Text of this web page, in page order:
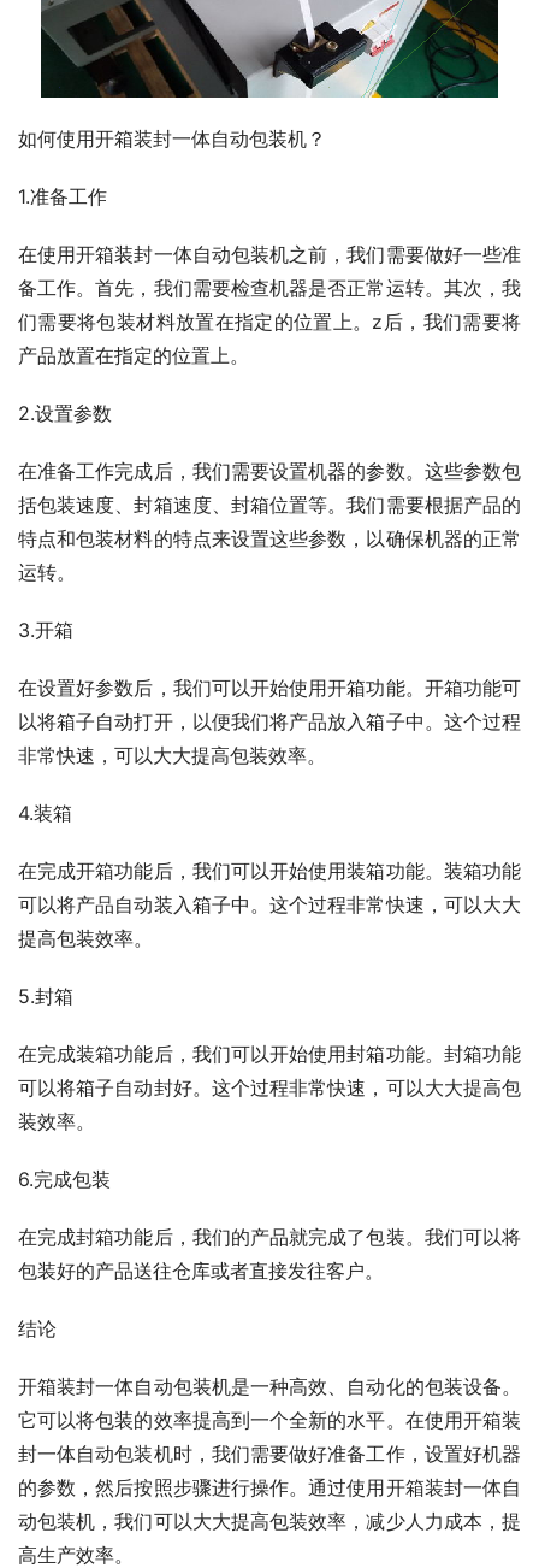
如何使用开箱装封一体自动包装机？
1.准备工作
在使用开箱装封一体自动包装机之前，我们需要做好一些准
备工作。首先，我们需要检查机器是否正常运转。其次，我
们需要将包装材料放置在指定的位置上。z后，我们需要将
产品放置在指定的位置上。
2.设置参数
在准备工作完成后，我们需要设置机器的参数。这些参数包
括包装速度、封箱速度、封箱位置等。我们需要根据产品的
特点和包装材料的特点来设置这些参数，以确保机器的正常
运转。
3.开箱
在设置好参数后，我们可以开始使用开箱功能。开箱功能可
以将箱子自动打开，以便我们将产品放入箱子中。这个过程
非常快速，可以大大提高包装效率。
4.装箱
在完成开箱功能后，我们可以开始使用装箱功能。装箱功能
可以将产品自动装入箱子中。这个过程非常快速，可以大大
提高包装效率。
5.封箱
在完成装箱功能后，我们可以开始使用封箱功能。封箱功能
可以将箱子自动封好。这个过程非常快速，可以大大提高包
装效率。
6.完成包装
在完成封箱功能后，我们的产品就完成了包装。我们可以将
包装好的产品送往仓库或者直接发往客户。
结论
开箱装封一体自动包装机是一种高效、自动化的包装设备。
它可以将包装的效率提高到一个全新的水平。在使用开箱装
封一体自动包装机时，我们需要做好准备工作，设置好机器
的参数，然后按照步骤进行操作。通过使用开箱装封一体自
动包装机，我们可以大大提高包装效率，减少人力成本，提
高生产效率。